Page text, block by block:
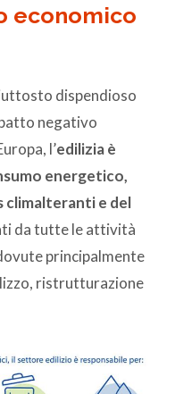
economico
dispendioso
negativo
l’edilizia è
energetico,
climalteranti e del
da tutte le attività
principalmente
ristrutturazione